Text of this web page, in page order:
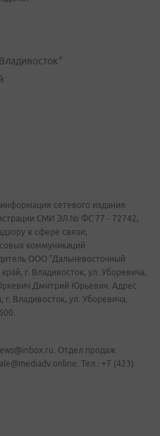
сетевого издания
СМИ ЭЛ № ФС 77 - 72742,
в сфере связи,
коммуникаций
ООО "Дальневосточный
г. Владивосток, ул. Уборевича,
Дмитрий Юрьевич. Адрес
Владивосток, ул. Уборевича,
Отдел продаж
Тел.: +7 (423)